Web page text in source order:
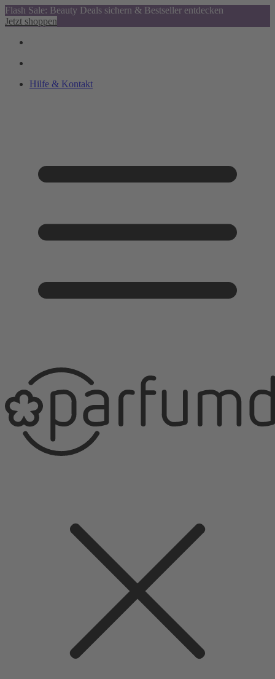
Flash Sale: Beauty Deals sichern & Bestseller entdecken
Jetzt shoppen
Hilfe & Kontakt